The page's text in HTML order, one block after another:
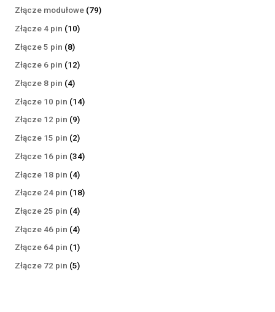
produkty
Złącze modułowe 7979
Złącze 4 pin 1010
Złącze 5 pin 88
produktów
Złącze 6 pin 1212
Złącze 8 pin 44
produkty
Złącze 10 pin 1414
Złącze 12 pin 99
produktów
Złącze 15 pin 22
produkty
Złącze 16 pin 3434
Złącze 18 pin 44
produkty
Złącze 24 pin 1818
Złącze 25 pin 44
produkty
Złącze 46 pin 44
produkty
Złącze 64 pin 11
produkt
Złącze 72 pin 55